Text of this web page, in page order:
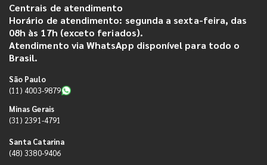
Centrais de atendimento
Horário de atendimento: segunda a sexta-feira, das
08h às 17h (exceto feriados).
Atendimento via WhatsApp disponível para todo o
Brasil.
São Paulo
(11) 4003-9879
Minas Gerais
(31) 2391-4791
Santa Catarina
(48) 3380-9406